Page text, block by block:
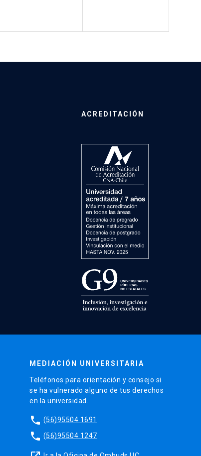
ACREDITACIÓN
MEDIACIÓN UNIVERSITARIA
Teléfonos para orientación y consejo si
se ha vulnerado alguno de tus derechos
en la universidad.
phone (56)95504 1691
phone (56)95504 1247